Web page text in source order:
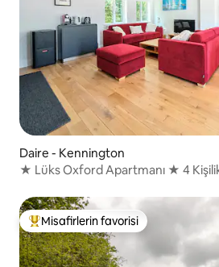
Daire - Kennington
★ Lüks Oxford Apartmanı ★ 4
Misafirlerin favorilerinden en
Misafirlerin favorisi